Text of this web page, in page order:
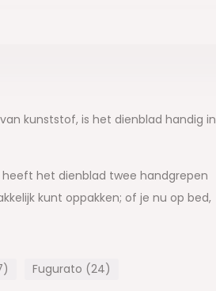
kunststof, is het dienblad handig in
het dienblad twee handgrepen
kunt oppakken; of je nu op bed,
Fugurato (24)